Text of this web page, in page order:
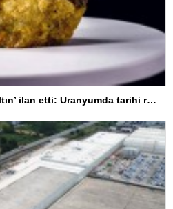
Dev banka resmen ‘yeni altın’ ilan etti: Uranyumda tarihi rekorlara çok az kaldı